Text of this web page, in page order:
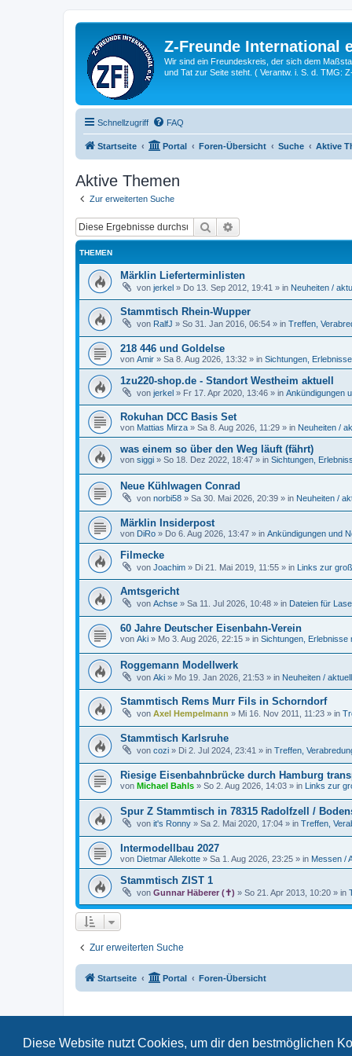
Diese Website nutzt Cookies, um dir den bestmöglichen
Z-Freunde International
Wir sind ein Freundeskreis, der sich dem
und Tat zur Seite steht. ( Verantw. i. S. d. TMG:
Schnellzugriff FAQ
Startseite Portal Foren-Übersicht Suche Aktive
Aktive Themen
Zur erweiterten Suche
Suche
THEMEN
Märklin Lieferterminlisten
von jerkel » Do 13. Sep 2012, 19:41 » in Neuheiten /
Stammtisch Rhein-Wupper
von RalfJ » So 31. Jan 2016, 06:54 » in Treffen,
218 446 und Goldelse
von Amir » Sa 8. Aug 2026, 13:32 » in Sichtungen,
1zu220-shop.de - Standort Westheim aktuell
von jerkel » Fr 17. Apr 2020, 13:46 » in Ankündigungen
Rokuhan DCC Basis Set
von Mattias Mirza » Sa 8. Aug 2026, 11:29 » in Neuheiten /
was einem so über den Weg läuft (fährt)
von siggi » So 18. Dez 2022, 18:47 » in Sichtungen,
Neue Kühlwagen Conrad
von norbi58 » Sa 30. Mai 2026, 20:39 » in Neuheiten /
Märklin Insiderpost
von DiRo » Do 6. Aug 2026, 13:47 » in Ankündigungen und
Filmecke
von Joachim » Di 21. Mai 2019, 11:55 » in Links zur
Amtsgericht
von Achse » Sa 11. Jul 2026, 10:48 » in Dateien für
60 Jahre Deutscher Eisenbahn-Verein
von Aki » Mo 3. Aug 2026, 22:15 » in Sichtungen, Erlebnisse
Roggemann Modellwerk
von Aki » Mo 19. Jan 2026, 21:53 » in Neuheiten /
Stammtisch Rems Murr Fils in Schorndorf
von Axel Hempelmann » Mi 16. Nov 2011, 11:23 » in
Stammtisch Karlsruhe
von cozi » Di 2. Jul 2024, 23:41 » in Treffen,
Riesige Eisenbahnbrücke durch Hamburg
von Michael Bahls » So 2. Aug 2026, 14:03 » in Links zur
Spur Z Stammtisch in 78315 Radolfzell /
von it's Ronny » Sa 2. Mai 2020, 17:04 » in Treffen,
Intermodellbau 2027
von Dietmar Allekotte » Sa 1. Aug 2026, 23:25 » in Messen /
Stammtisch ZIST 1
von Gunnar Häberer (✝) » So 21. Apr 2013, 10:20 » in
Zur erweiterten Suche
Startseite Portal Foren-Übersicht